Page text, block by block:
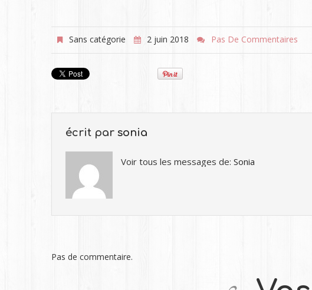
Sans catégorie 2 juin 2018 Pas De Commentaires
écrit par sonia
Voir tous les messages de: Sonia
Pas de commentaire.